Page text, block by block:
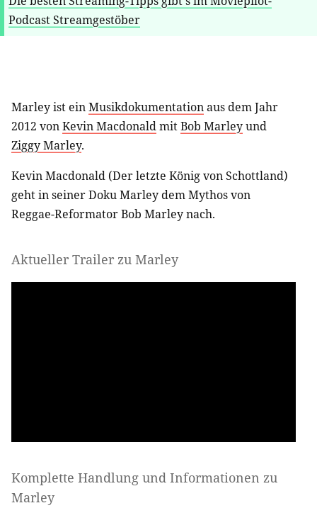
Podcast Streamgestöber
Marley ist einMusikdokumentationaus dem Jahr
2012 vonKevin MacdonaldmitBob Marleyund
Ziggy Marley.
Kevin Macdonald (Der letzte König von Schottland)
geht in seiner Doku Marley dem Mythos von
Reggae-Reformator Bob Marley nach.
Aktueller Trailer zu Marley
Komplette Handlung und Informationen zu
Marley